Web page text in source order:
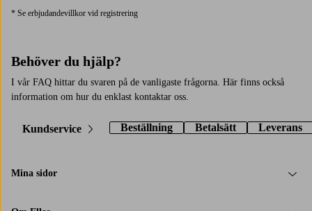
* Se erbjudandevillkor vid registrering
Behöver du hjälp?
I vår FAQ hittar du svaren på de vanligaste frågorna. Här finns också
information om hur du enklast kontaktar oss.
Kundservice Beställning Betalsätt Leverans
Mina sidor